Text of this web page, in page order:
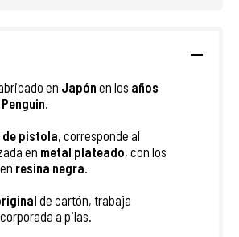
en Japón en los años
Penguin.
pistola, corresponde al
en metal plateado, con los
resina negra.
de cartón, trabaja
a pilas.